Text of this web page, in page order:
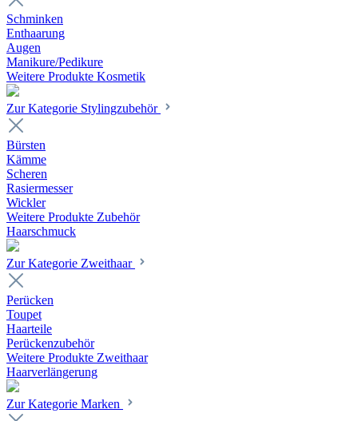
Schminken
Enthaarung
Augen
Manikure/Pedikure
Weitere Produkte Kosmetik
Zur Kategorie Stylingzubehör
Bürsten
Kämme
Scheren
Rasiermesser
Wickler
Weitere Produkte Zubehör
Haarschmuck
Zur Kategorie Zweithaar
Perücken
Toupet
Haarteile
Perückenzubehör
Weitere Produkte Zweithaar
Haarverlängerung
Zur Kategorie Marken